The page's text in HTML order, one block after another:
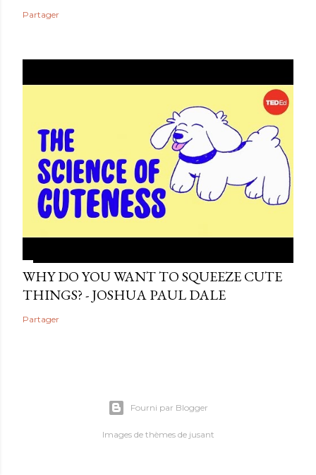
Partager
WHY DO YOU WANT TO SQUEEZE CUTE
THINGS? - JOSHUA PAUL DALE
Partager
Fourni par Blogger
Images de thèmes de jusant